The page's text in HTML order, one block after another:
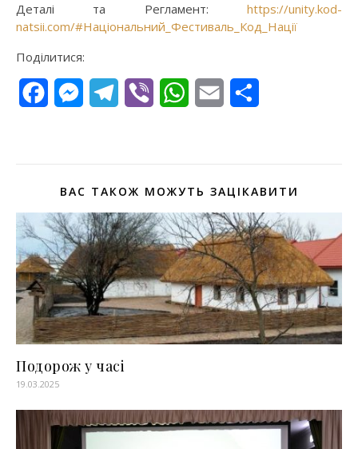
Деталі та Регламент: https://unity.kod-
natsii.com/#Національний_Фестиваль_Код_Нації
Поділитися:
FacebookMessengerTelegram
Viber WhatsApp
Email
ВАС ТАКОЖ МОЖУТЬ ЗАЦІКАВИТИ
Подорож у часі
19.03.2025